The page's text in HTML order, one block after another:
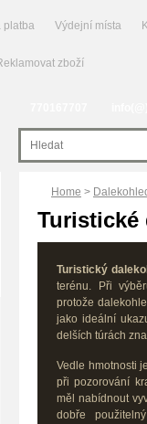
platba Výdejní místa
zboží
Home >
Turistické
Turistický
terénu. Při
protože
jako ideální
delších túrách
Vedle hmotnosti
při pozorování
měl nabídnout
dobře